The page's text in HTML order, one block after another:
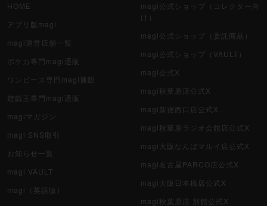
HOME
アプリ版magi
magi運営店舗一覧
ポケカ専門magi通販
ワンピース専門magi通販
遊戯王専門magi通販
magiマガジン
magi SNS取引
お知らせ一覧
magi VAULT
magi（英語版）
magi公式ショップ（コレクター向
け）
magi公式ショップ（委託商品）
magi公式ショップ（VAULT）
magi公式X
magi秋葉原店公式X
magi新宿西口店公式X
magi秋葉原ラジオ会館店公式X
magi大阪なんばマルイ店公式X
magi名古屋PARCO店公式X
magi大阪日本橋店公式X
magi秋葉原店 別館公式X